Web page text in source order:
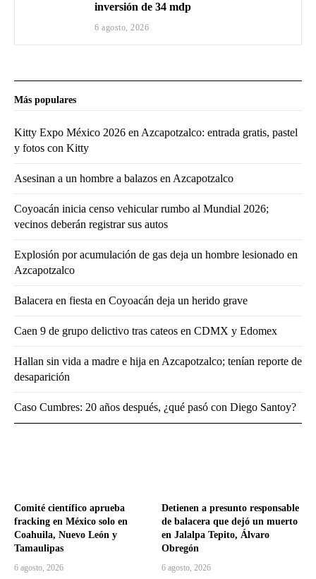
inversión de 34 mdp
6 agosto, 2026
Comité científico aprueba
fracking en México solo en
Coahuila, Nuevo León y
Tamaulipas
6 agosto, 2026
Detienen a presunto responsable
de balacera que dejó un muerto
en Jalalpa Tepito, Álvaro
Obregón
6 agosto, 2026
Más populares
Kitty Expo México 2026 en Azcapotzalco: entrada gratis, pastel
y fotos con Kitty
Asesinan a un hombre a balazos en Azcapotzalco
Coyoacán inicia censo vehicular rumbo al Mundial 2026;
vecinos deberán registrar sus autos
Explosión por acumulación de gas deja un hombre lesionado en
Azcapotzalco
Balacera en fiesta en Coyoacán deja un herido grave
Caen 9 de grupo delictivo tras cateos en CDMX y Edomex
Hallan sin vida a madre e hija en Azcapotzalco; tenían reporte de
desaparición
Caso Cumbres: 20 años después, ¿qué pasó con Diego Santoy?